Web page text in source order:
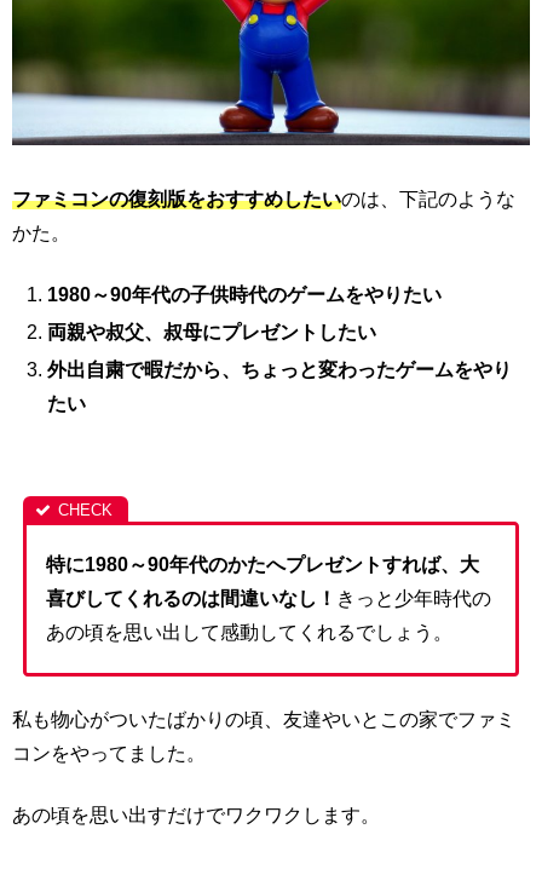
ファミコンの復刻版をおすすめしたいのは、下記のような
かた。
1980～90年代の子供時代のゲームをやりたい
両親や叔父、叔母にプレゼントしたい
外出自粛で暇だから、ちょっと変わったゲームをやり
たい
特に1980～90年代のかたへプレゼントすれば、大
喜びしてくれるのは間違いなし！ きっと少年時代の
あの頃を思い出して感動してくれるでしょう。
私も物心がついたばかりの頃、友達やいとこの家でファミ
コンをやってました。
あの頃を思い出すだけでワクワクします。